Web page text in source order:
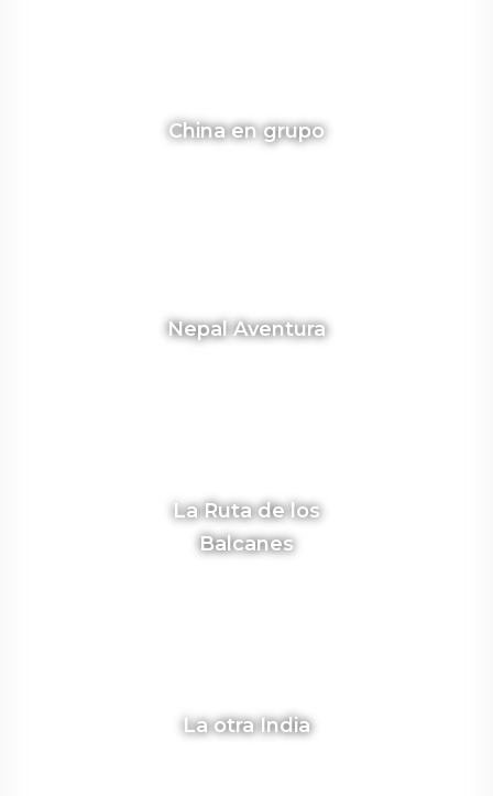
China en grupo
Nepal Aventura
La Ruta de los
Balcanes
La otra India